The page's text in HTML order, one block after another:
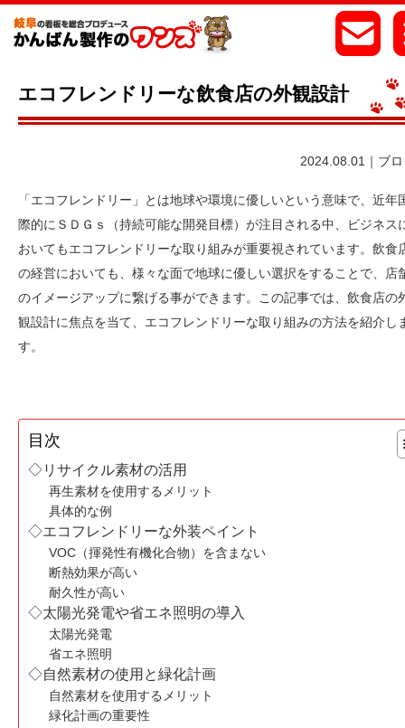
エコフレンドリーな飲食店の外観設計
2024.08.01｜ブ
「エコフレンドリー」とは地球や環境に優しいという意味で、近年
際的にＳＤＧｓ（持続可能な開発目標）が注目される中、ビジネス
おいてもエコフレンドリーな取り組みが重要視されています。飲食
の経営においても、様々な面で地球に優しい選択をすることで、店
のイメージアップに繋げる事ができます。この記事では、飲食店の
観設計に焦点を当て、エコフレンドリーな取り組みの方法を紹介し
す。
目次
◇リサイクル素材の活用
再生素材を使用するメリット
具体的な例
◇エコフレンドリーな外装ペイント
VOC（揮発性有機化合物）を含まない
断熱効果が高い
耐久性が高い
◇太陽光発電や省エネ照明の導入
太陽光発電
省エネ照明
◇自然素材の使用と緑化計画
自然素材を使用するメリット
緑化計画の重要性